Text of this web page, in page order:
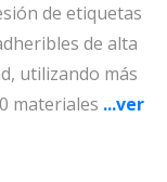
de etiquetas
de alta
utilizando más
materiales ...ver